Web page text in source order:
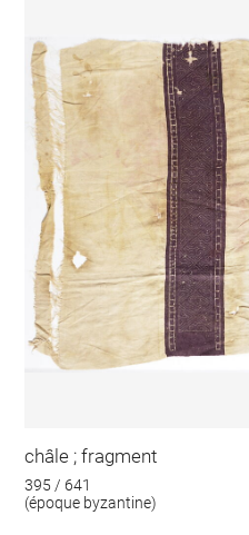
châle ; fragment
395 / 641
(époque byzantine)